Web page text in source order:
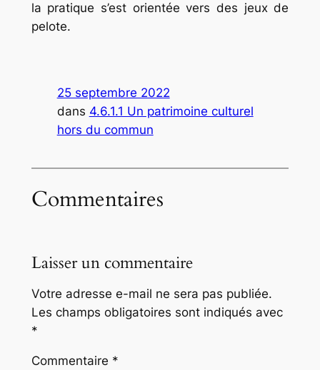
la pratique s’est orientée vers des jeux de
pelote.
25 septembre 2022
dans 4.6.1.1 Un patrimoine culturel
hors du commun
Commentaires
Laisser un commentaire
Votre adresse e-mail ne sera pas publiée.
Les champs obligatoires sont indiqués avec
*
Commentaire *